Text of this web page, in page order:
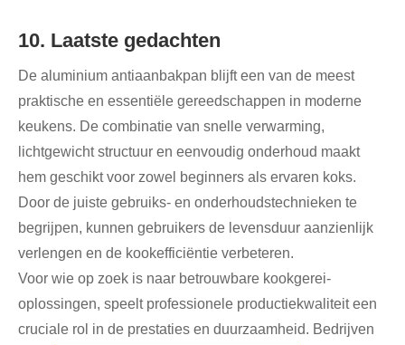
10. Laatste gedachten
De aluminium antiaanbakpan blijft een van de meest
praktische en essentiële gereedschappen in moderne
keukens. De combinatie van snelle verwarming,
lichtgewicht structuur en eenvoudig onderhoud maakt
hem geschikt voor zowel beginners als ervaren koks.
Door de juiste gebruiks- en onderhoudstechnieken te
begrijpen, kunnen gebruikers de levensduur aanzienlijk
verlengen en de kookefficiëntie verbeteren.
Voor wie op zoek is naar betrouwbare kookgerei-
oplossingen, speelt professionele productiekwaliteit een
cruciale rol in de prestaties en duurzaamheid. Bedrijven